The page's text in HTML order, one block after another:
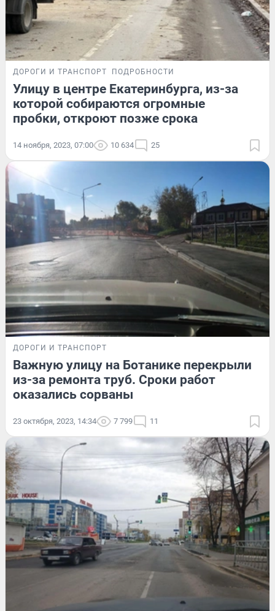
ДОРОГИ И ТРАНСПОРТ ПОДРОБНОСТИ
Улицу в центре Екатеринбурга, из-за
которой собираются огромные
пробки, откроют позже срока
14 ноября, 2023, 07:00 10 634 25
ДОРОГИ И ТРАНСПОРТ
Важную улицу на Ботанике перекрыли
из-за ремонта труб. Сроки работ
оказались сорваны
23 октября, 2023, 14:34 7 799 11